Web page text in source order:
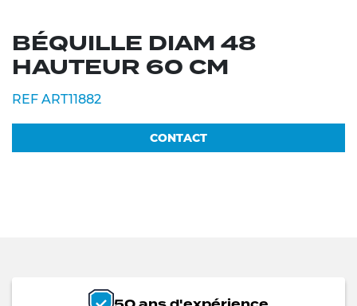
BÉQUILLE DIAM 48
HAUTEUR 60 CM
REF ART11882
CONTACT